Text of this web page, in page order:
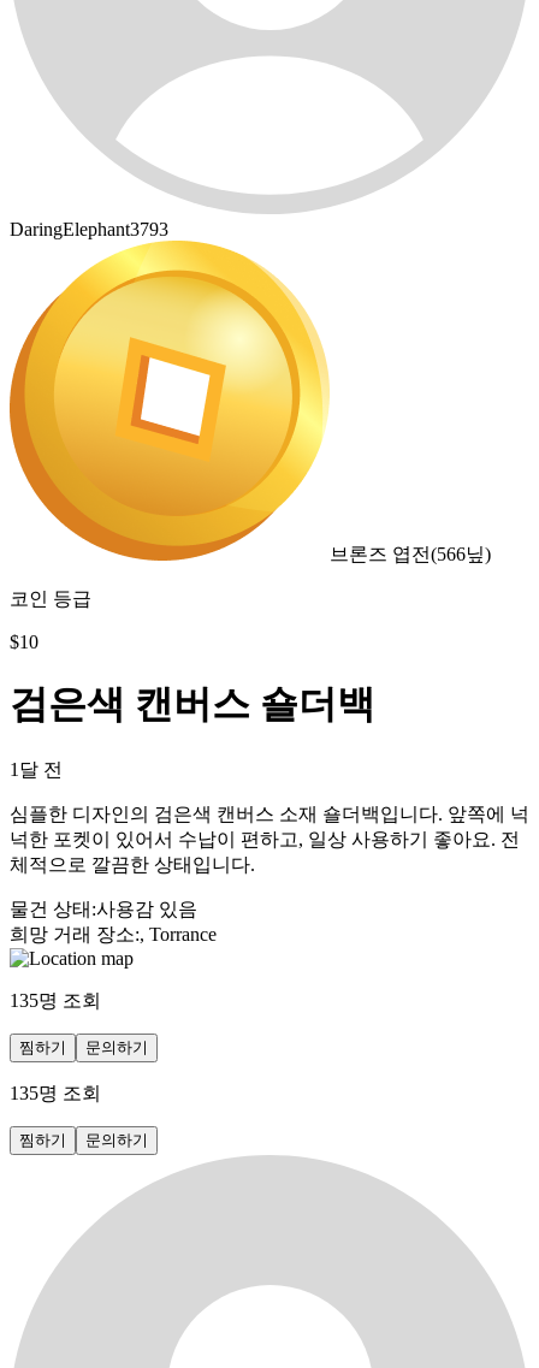
DaringElephant3793
브론즈 엽전(566닢)
코인 등급
$10
검은색 캔버스 숄더백
1달 전
심플한 디자인의 검은색 캔버스 소재 숄더백입니다. 앞쪽에 넉
넉한 포켓이 있어서 수납이 편하고, 일상 사용하기 좋아요. 전
체적으로 깔끔한 상태입니다.
물건 상태 :사용감 있음
희망 거래 장소:, Torrance
135명 조회
찜하기 문의하기
135명 조회
찜하기 문의하기